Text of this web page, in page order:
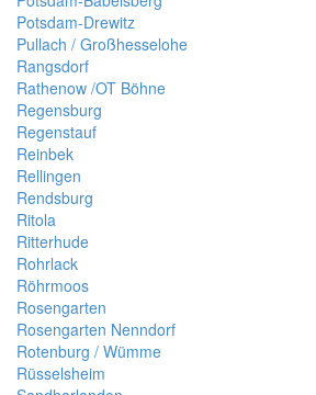
Potsdam-Drewitz
Pullach / Großhesselohe
Rangsdorf
Rathenow /OT Böhne
Regensburg
Regenstauf
Reinbek
Rellingen
Rendsburg
Ritola
Ritterhude
Rohrlack
Röhrmoos
Rosengarten
Rosengarten Nenndorf
Rotenburg / Wümme
Rüsselsheim